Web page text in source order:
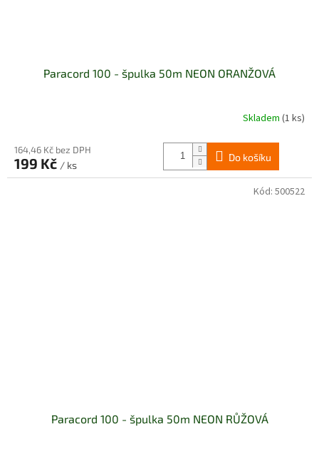
Paracord 100 - špulka 50m NEON ORANŽOVÁ
Skladem (1 ks)
164,46 Kč bez DPH
199 Kč / ks
Do košíku
Paracord 100 - špulka 50m NEON RŮŽOVÁ
Kód: 500522